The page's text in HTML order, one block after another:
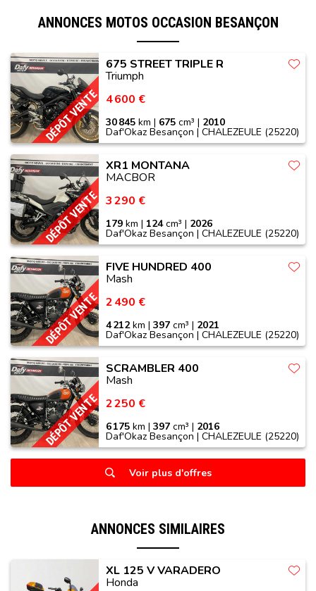
ANNONCES MOTOS OCCASION BESANÇON
DÉPÔT VENTE
675 STREET TRIPLE R
Triumph
4 600 €
30 845 km | 675 cm³ | 2010
Daf'Okaz Besançon | CHALEZEULE (25220)
DÉPÔT VENTE
XR1 MONTANA
MACBOR
3 290 €
179 km | 124cm³ | 2026
Daf'Okaz Besançon | CHALEZEULE (25220)
DÉPÔT VENTE
FIVE HUNDRED 400
Mash
2 490 €
4 212km |397 cm³ | 2021
Daf'Okaz Besançon | CHALEZEULE (25220)
DÉPÔT VENTE
SCRAMBLER 400
Mash
2 250 €
6 175 km |397 cm³ | 2016
Daf'Okaz Besançon | CHALEZEULE (25220)
Voir plus d'offres
ANNONCES SIMILAIRES
XL 125 V VARADERO
Honda